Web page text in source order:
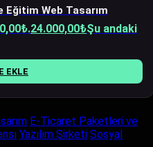
Eğitim Web Tasarım
24.000,00₺Şu andaki
EKLE
E-Ticaret Paketleri ve
Yazılım Şirketi Sosyal